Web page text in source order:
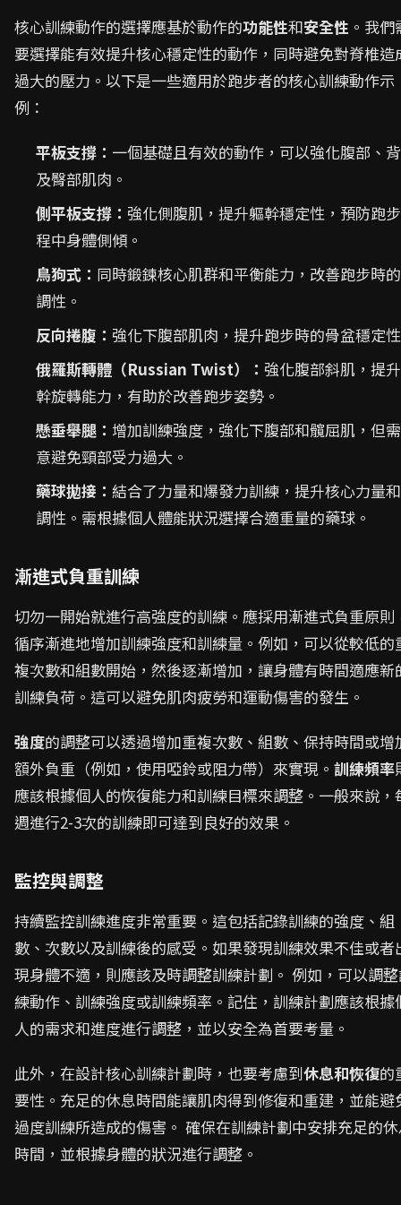
核心訓練動作的選擇應基於動作的功能性和安全性 。我們
要選擇能有效提升核心穩定性的動作，同時避免對脊椎造
過大的壓力。以下是一些適用於跑步者的核心訓練動作示
例：
平板支撐： 一個基礎且有效的動作，可以強化腹部、
及臀部肌肉。
側平板支撐： 強化側腹肌，提升軀幹穩定性，預防跑
程中身體側傾。
鳥狗式： 同時鍛鍊核心肌群和平衡能力，改善跑步時
調性。
反向捲腹： 強化下腹部肌肉，提升跑步時的骨盆穩定
俄羅斯轉體（Russian Twist）： 強化腹部斜肌，提
幹旋轉能力，有助於改善跑步姿勢。
懸垂舉腿： 增加訓練強度，強化下腹部和髖屈肌，但
意避免頸部受力過大。
藥球拋接： 結合了力量和爆發力訓練，提升核心力量
調性。需根據個人體能狀況選擇合適重量的藥球。
漸進式負重訓練
切勿一開始就進行高強度的訓練。應採用漸進式負重原則
循序漸進地增加訓練強度和訓練量。例如，可以從較低的
複次數和組數開始，然後逐漸增加，讓身體有時間適應新
訓練負荷。這可以避免肌肉疲勞和運動傷害的發生。
強度的調整可以透過增加重複次數、組數、保持時間或增
額外負重（例如，使用啞鈴或阻力帶）來實現。 訓練頻率
應該根據個人的恢復能力和訓練目標來調整。一般來說，
週進行2-3次的訓練即可達到良好的效果。
監控與調整
持續監控訓練進度非常重要。這包括記錄訓練的強度、組
數、次數以及訓練後的感受。如果發現訓練效果不佳或者
現身體不適，則應該及時調整訓練計劃。 例如，可以調
練動作、訓練強度或訓練頻率。記住，訓練計劃應該根據
人的需求和進度進行調整，並以安全為首要考量。
此外，在設計核心訓練計劃時，也要考慮到休息和恢復的
要性。充足的休息時間能讓肌肉得到修復和重建，並能避
過度訓練所造成的傷害。 確保在訓練計劃中安排充足的
時間，並根據身體的狀況進行調整。